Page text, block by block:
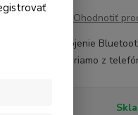
Ohodnotiť
VISION Pripojenie
jednotku priamo z